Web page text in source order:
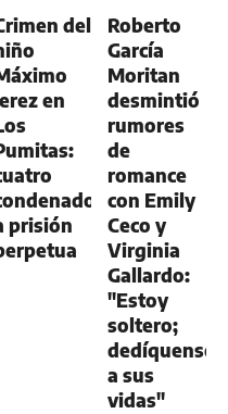
del
en
prisión
Roberto
García
Moritan
desmintió
rumores
de
romance
con Emily
Ceco y
Virginia
Gallardo:
"Estoy
soltero;
dedíquense
a sus
vidas"